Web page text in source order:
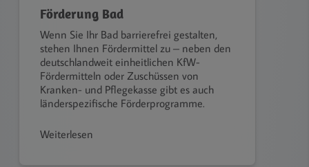
Förderung Bad
Wenn Sie Ihr Bad barrierefrei gestalten,
stehen Ihnen Fördermittel zu – neben den
deutschlandweit einheitlichen KfW-
Fördermitteln oder Zuschüssen von
Kranken- und Pflegekasse gibt es auch
länderspezifische Förderprogramme.
Weiterlesen